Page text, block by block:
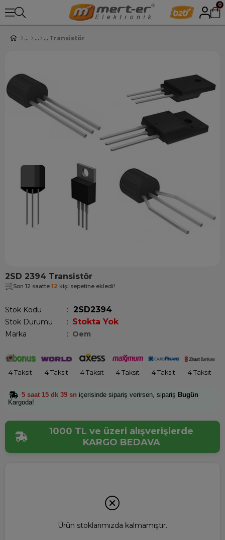
0
Transistör
2SD 2394 Transistör
Son 12 saatte 12 kişi sepetine ekledi!
Stok Kodu 2SD2394
Stok Durumu : Stokta Yok
Marka : Oem
4 Taksit 4 Taksit 4 Taksit 4 Taksit 4 Taksit 4 Taksit
5 saat 15 dk 39 sn içerisinde sipariş verirsen, sipariş Bugün
Kargoda!
1000 TL ve üzeri alışverişlerde
KARGO BEDAVA
Ürün stoklarımızda kalmamıştır.